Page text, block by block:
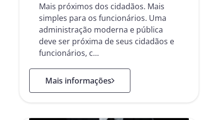
Mais próximos dos cidadãos. Mais
simples para os funcionários. Uma
administração moderna e pública
deve ser próxima de seus cidadãos e
funcionários, c…
Mais informações
: Administração Pública